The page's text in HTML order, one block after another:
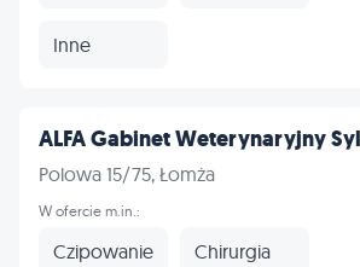
Inne
ALFA Gabinet Weterynaryjny
Polowa 15/75, Łomża
W ofercie m.in.:
Czipowanie Chirurgia